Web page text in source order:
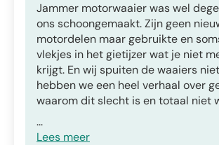
Jammer motorwaaier was wel
ons schoongemaakt. Zijn geen
motordelen maar gebruikte en
vlekjes in het gietijzer wat je niet
krijgt. En wij spuiten de waaiers
hebben we een heel verhaal over
waarom dit slecht is en totaal niet
...
Lees meer